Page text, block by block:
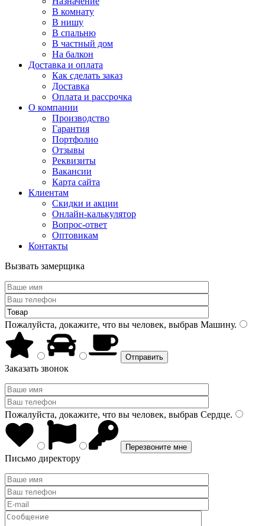
В комнату
В нишу
В спальню
В частный дом
На балкон
Доставка и оплата
Как сделать заказ
Доставка
Оплата и рассрочка
О компании
Производство
Гарантия
Портфолио
Отзывы
Реквизиты
Вакансии
Карта сайта
Клиентам
Скидки и акции
Онлайн-калькулятор
Вопрос-ответ
Оптовикам
Контакты
Вызвать замерщика
Пожалуйста, докажите, что вы человек, выбрав Машину.
Заказать звонок
Пожалуйста, докажите, что вы человек, выбрав Сердце.
Письмо директору